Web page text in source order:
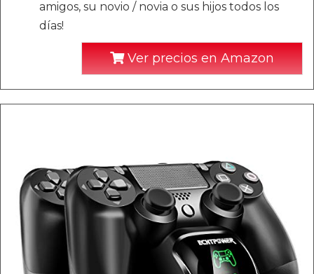
amigos, su novio / novia o sus hijos todos los
días!
Ver precios en Amazon